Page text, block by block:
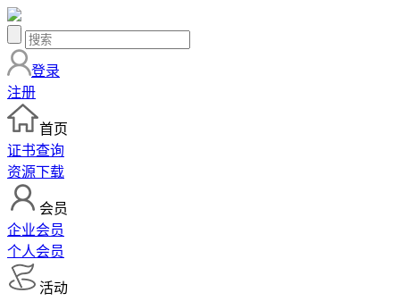
登录
注册
首页
证书查询
资源下载
会员
企业会员
个人会员
活动